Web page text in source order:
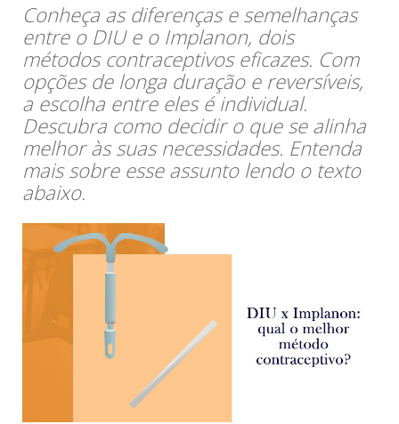
Conheça as diferenças e semelhanças
entre o DIU e o Implanon, dois
métodos contraceptivos eficazes. Com
opções de longa duração e reversíveis,
a escolha entre eles é individual.
Descubra como decidir o que se alinha
melhor às suas necessidades. Entenda
mais sobre esse assunto lendo o texto
abaixo.